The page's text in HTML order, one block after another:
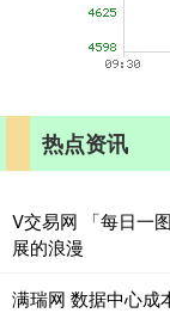
热点资讯
V交易网 「每日一
展的浪漫
满瑞网 数据中心成